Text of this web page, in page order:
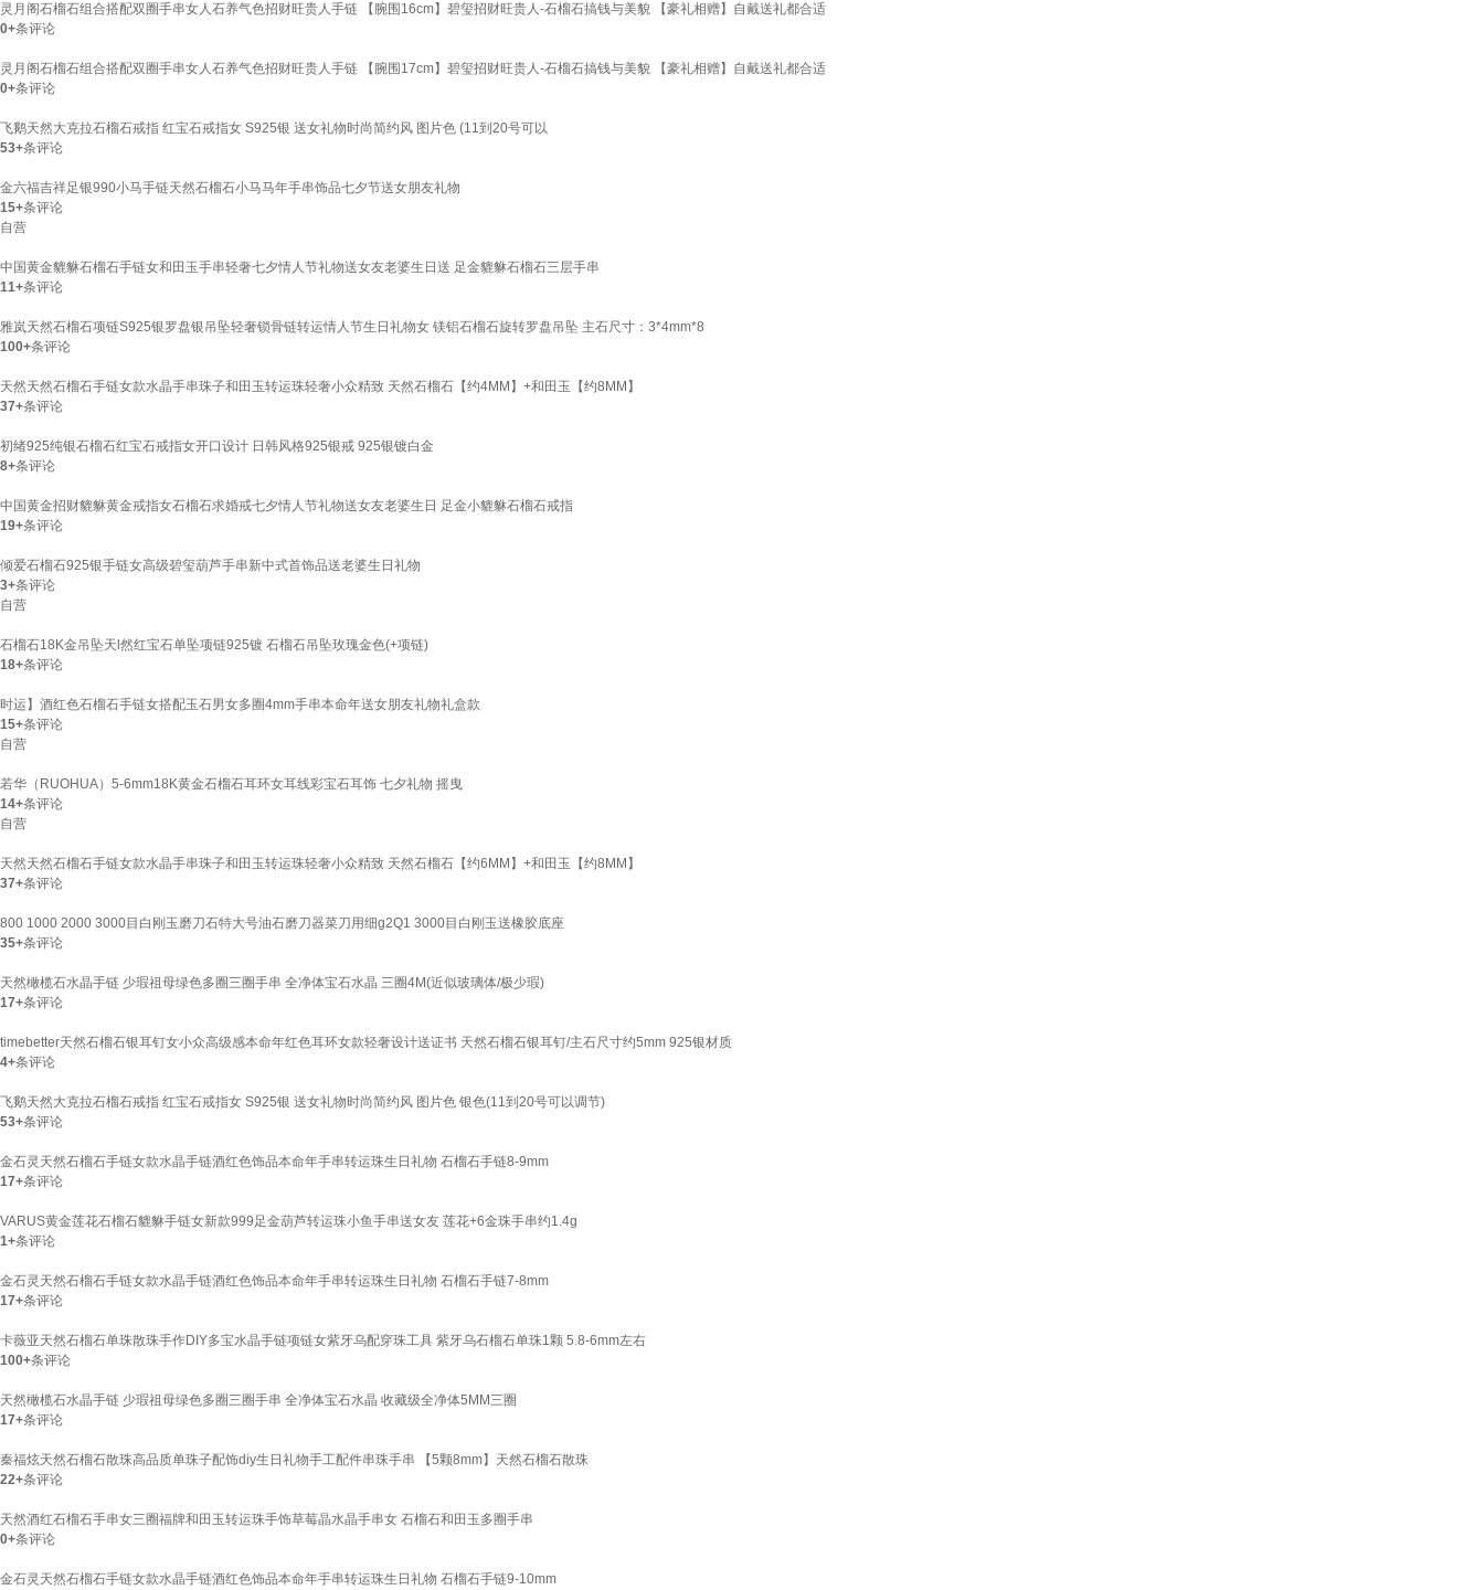
灵月阁石榴石组合搭配双圈手串女人石养气色招财旺贵人手链 【腕围16cm】碧玺招财旺贵人-石榴石搞钱与美貌 【豪礼相赠】自戴送礼都合适
0+条评论
灵月阁石榴石组合搭配双圈手串女人石养气色招财旺贵人手链 【腕围17cm】碧玺招财旺贵人-石榴石搞钱与美貌 【豪礼相赠】自戴送礼都合适
0+条评论
飞鹅天然大克拉石榴石戒指 红宝石戒指女 S925银 送女礼物时尚简约风 图片色 (11到20号可以
53+条评论
金六福吉祥足银990小马手链天然石榴石小马马年手串饰品七夕节送女朋友礼物
15+条评论
自营
中国黄金貔貅石榴石手链女和田玉手串轻奢七夕情人节礼物送女友老婆生日送 足金貔貅石榴石三层手串
11+条评论
雅岚天然石榴石项链S925银罗盘银吊坠轻奢锁骨链转运情人节生日礼物女 镁铝石榴石旋转罗盘吊坠 主石尺寸：3*4mm*8
100+条评论
天然天然石榴石手链女款水晶手串珠子和田玉转运珠轻奢小众精致 天然石榴石【约4MM】+和田玉【约8MM】
37+条评论
初绪925纯银石榴石红宝石戒指女开口设计 日韩风格925银戒 925银镀白金
8+条评论
中国黄金招财貔貅黄金戒指女石榴石求婚戒七夕情人节礼物送女友老婆生日 足金小貔貅石榴石戒指
19+条评论
倾爱石榴石925银手链女高级碧玺葫芦手串新中式首饰品送老婆生日礼物
3+条评论
自营
石榴石18K金吊坠天l然红宝石单坠项链925镀 石榴石吊坠玫瑰金色(+项链)
18+条评论
时运】酒红色石榴石手链女搭配玉石男女多圈4mm手串本命年送女朋友礼物礼盒款
15+条评论
自营
若华（RUOHUA）5-6mm18K黄金石榴石耳环女耳线彩宝石耳饰 七夕礼物 摇曳
14+条评论
自营
天然天然石榴石手链女款水晶手串珠子和田玉转运珠轻奢小众精致 天然石榴石【约6MM】+和田玉【约8MM】
37+条评论
800 1000 2000 3000目白刚玉磨刀石特大号油石磨刀器菜刀用细g2Q1 3000目白刚玉送橡胶底座
35+条评论
天然橄榄石水晶手链 少瑕祖母绿色多圈三圈手串 全净体宝石水晶 三圈4M(近似玻璃体/极少瑕)
17+条评论
timebetter天然石榴石银耳钉女小众高级感本命年红色耳环女款轻奢设计送证书 天然石榴石银耳钉/主石尺寸约5mm 925银材质
4+条评论
飞鹅天然大克拉石榴石戒指 红宝石戒指女 S925银 送女礼物时尚简约风 图片色 银色(11到20号可以调节)
53+条评论
金石灵天然石榴石手链女款水晶手链酒红色饰品本命年手串转运珠生日礼物 石榴石手链8-9mm
17+条评论
VARUS黄金莲花石榴石貔貅手链女新款999足金葫芦转运珠小鱼手串送女友 莲花+6金珠手串约1.4g
1+条评论
金石灵天然石榴石手链女款水晶手链酒红色饰品本命年手串转运珠生日礼物 石榴石手链7-8mm
17+条评论
卡薇亚天然石榴石单珠散珠手作DIY多宝水晶手链项链女紫牙乌配穿珠工具 紫牙乌石榴石单珠1颗 5.8-6mm左右
100+条评论
天然橄榄石水晶手链 少瑕祖母绿色多圈三圈手串 全净体宝石水晶 收藏级全净体5MM三圈
17+条评论
秦福炫天然石榴石散珠高品质单珠子配饰diy生日礼物手工配件串珠手串 【5颗8mm】天然石榴石散珠
22+条评论
天然酒红石榴石手串女三圈福牌和田玉转运珠手饰草莓晶水晶手串女 石榴石和田玉多圈手串
0+条评论
金石灵天然石榴石手链女款水晶手链酒红色饰品本命年手串转运珠生日礼物 石榴石手链9-10mm